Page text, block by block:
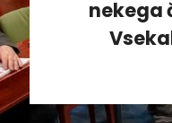
nekega